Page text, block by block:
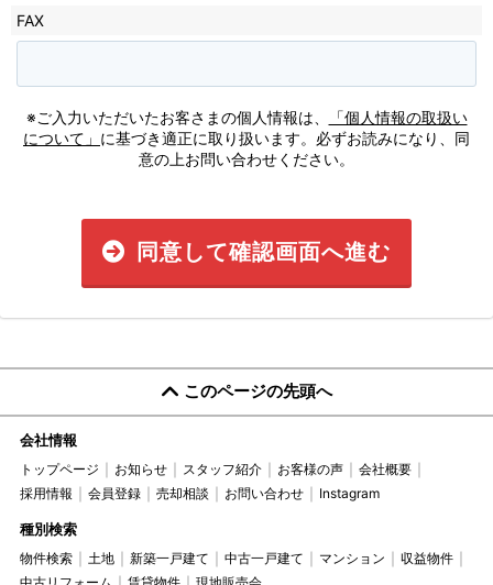
FAX
※ご入力いただいたお客さまの個人情報は、
「個人情報の取扱い
について」 に基づき適正に取り扱います。必ずお読みになり、同
意の上お問い合わせください。
同意して確認画面へ進む
このページの先頭へ
会社情報
トップページ お知らせ スタッフ紹介 お客様の声
会社概要
採用情報
会員登録 売却相談 お問い合わせ Instagram
種別検索
物件検索 土地 新築一戸建て 中古一戸建て マンション
収益物件